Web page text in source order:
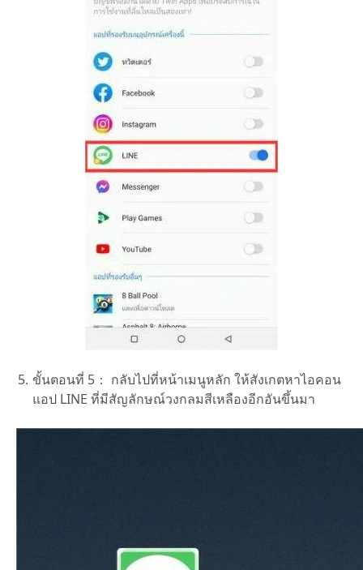
ขั้นตอนที่ 5： กลับไปที่หน้าเมนูหลัก ให้สังเกตหาไอคอน
แอป LINE ที่มีสัญลักษณ์วงกลมสีเหลืองอีกอันขึ้นมา